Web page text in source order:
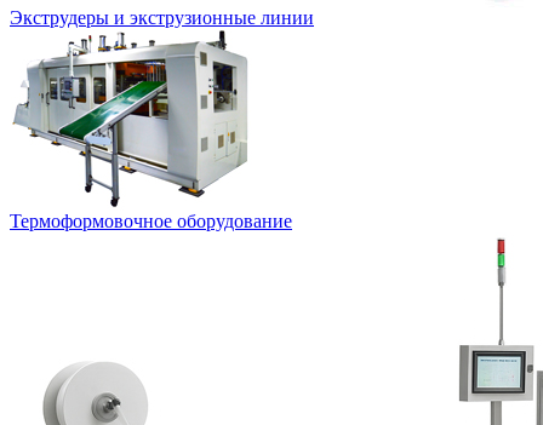
Экструдеры и экструзионные линии
Термоформовочное оборудование